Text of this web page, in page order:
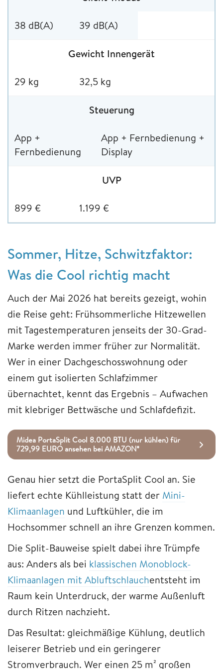
38 dB(A) 39 dB(A)
Gewicht Innengerät
29 kg 32,5 kg
Steuerung
App +
Fernbedienung
App + Fernbedienung +
Display
UVP
899 € 1.199 €
Sommer, Hitze, Schwitzfaktor:
Was die Cool richtig macht
Auch der Mai 2026 hat bereits gezeigt, wohin
die Reise geht: Frühsommerliche Hitzewellen
mit Tagestemperaturen jenseits der 30-Grad-
Marke werden immer früher zur Normalität.
Wer in einer Dachgeschosswohnung oder
einem gut isolierten Schlafzimmer
übernachtet, kennt das Ergebnis – Aufwachen
mit klebriger Bettwäsche und Schlafdefizit.
Midea PortaSplit Cool 8.000 BTU (nur kühlen) für
729,99 EURO ansehen bei AMAZON*
Genau hier setzt die PortaSplit Cool an. Sie
liefert echte Kühlleistung statt der Mini-
Klimaanlagen und Luftkühler, die im
Hochsommer schnell an ihre Grenzen kommen.
Die Split-Bauweise spielt dabei ihre Trümpfe
aus: Anders als bei klassischen Monoblock-
Klimaanlagen mit Abluftschlauchentsteht im
Raum kein Unterdruck, der warme Außenluft
durch Ritzen nachzieht.
Das Resultat: gleichmäßige Kühlung, deutlich
leiserer Betrieb und ein geringerer
Stromverbrauch. Wer einen 25 m² großen